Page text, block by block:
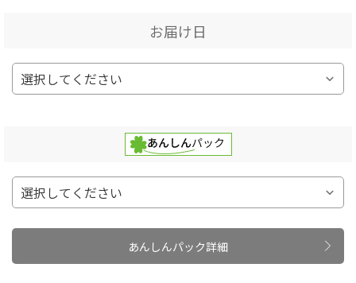
お届け日
あんしんパック詳細